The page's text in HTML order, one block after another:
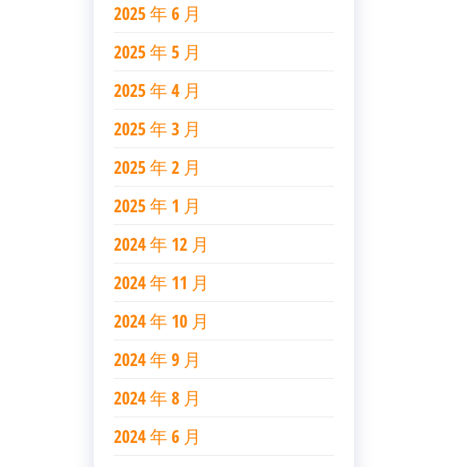
2025 年 6 月
2025 年 5 月
2025 年 4 月
2025 年 3 月
2025 年 2 月
2025 年 1 月
2024 年 12 月
2024 年 11 月
2024 年 10 月
2024 年 9 月
2024 年 8 月
2024 年 6 月